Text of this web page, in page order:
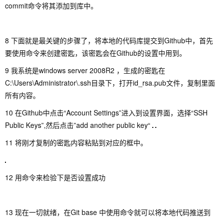
commit命令将其添加到库中。
8 下面就是最关键的步骤了，将本地的代码库提交到Github中，首先
要使用命令来创建密匙，该密匙会在Github的设置中用到。
9 我系统是windows server 2008R2 ，生成的密匙在
C:\Users\Administrator\.ssh目录下，打开id_rsa.pub文件，复制里面
所有内容。
10 在Github中点击“Account Settings”进入到设置界面，选择“SSH
Public Keys”,然后点击”add another public key“
11 将刚才复制的密匙内容粘贴到对应的框中。
12 用命令来检验下是否设置成功
13 现在一切就绪，在Git base 中使用命令就可以将本地代码推送到